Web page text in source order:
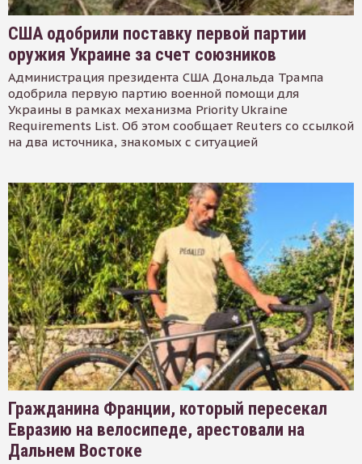
США одобрили поставку первой партии
оружия Украине за счет союзников
Администрация президента США Дональда Трампа
одобрила первую партию военной помощи для
Украины в рамках механизма Priority Ukraine
Requirements List. Об этом сообщает Reuters со ссылкой
на два источника, знакомых с ситуацией
Гражданина Франции, который пересекал
Евразию на велосипеде, арестовали на
Дальнем Востоке